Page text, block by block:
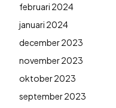
februari 2024
januari 2024
december 2023
november 2023
oktober 2023
september 2023